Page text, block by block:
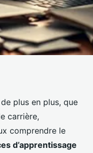
comment
plus en plus, que
carrière,
comprendre le
d’apprentissage